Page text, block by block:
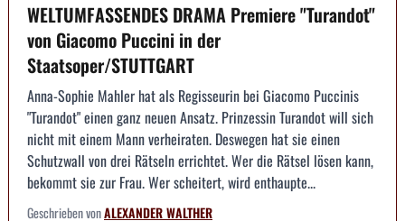
WELTUMFASSENDES DRAMA Premiere "Turandot"
von Giacomo Puccini in der
Staatsoper/STUTTGART
Anna-Sophie Mahler hat als Regisseurin bei Giacomo Puccinis
"Turandot" einen ganz neuen Ansatz. Prinzessin Turandot will sich
nicht mit einem Mann verheiraten. Deswegen hat sie einen
Schutzwall von drei Rätseln errichtet. Wer die Rätsel lösen kann,
bekommt sie zur Frau. Wer scheitert, wird enthaupte...
Geschrieben vonALEXANDER WALTHER